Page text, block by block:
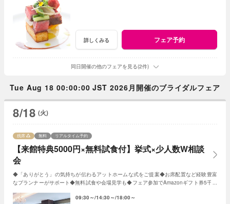
詳しくみる フェア予約
同日開催の他のフェアを見る(2件)
Tue Aug 18 00:00:00 JST 2026月開催のブライダルフェア
8/18 (火)
【来館特典5000円×無料試食付】挙式×少人数W相談
会
残席 無料 リアルタイム予約
◆「ありがとう」の気持ちが伝わるアットホームな式をご提案◆お席配置など経験豊富
なプランナーがサポート◆無料試食や会場見学も◆フェア参加でAmazonギフト券5千円
09:30～ 14:30～ 18:00～